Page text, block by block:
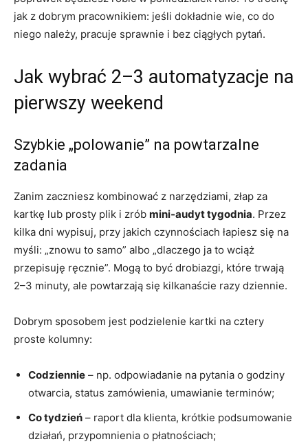
jak z dobrym pracownikiem: jeśli dokładnie wie, co do
niego należy, pracuje sprawnie i bez ciągłych pytań.
Jak wybrać 2–3 automatyzacje na
pierwszy weekend
Szybkie „polowanie” na powtarzalne
zadania
Zanim zaczniesz kombinować z narzędziami, złap za
kartkę lub prosty plik i zrób mini‑audyt tygodnia. Przez
kilka dni wypisuj, przy jakich czynnościach łapiesz się na
myśli: „znowu to samo” albo „dlaczego ja to wciąż
przepisuję ręcznie”. Mogą to być drobiazgi, które trwają
2–3 minuty, ale powtarzają się kilkanaście razy dziennie.
Dobrym sposobem jest podzielenie kartki na cztery
proste kolumny:
Codziennie – np. odpowiadanie na pytania o godziny
otwarcia, status zamówienia, umawianie terminów;
Co tydzień – raport dla klienta, krótkie podsumowanie
działań, przypomnienia o płatnościach;